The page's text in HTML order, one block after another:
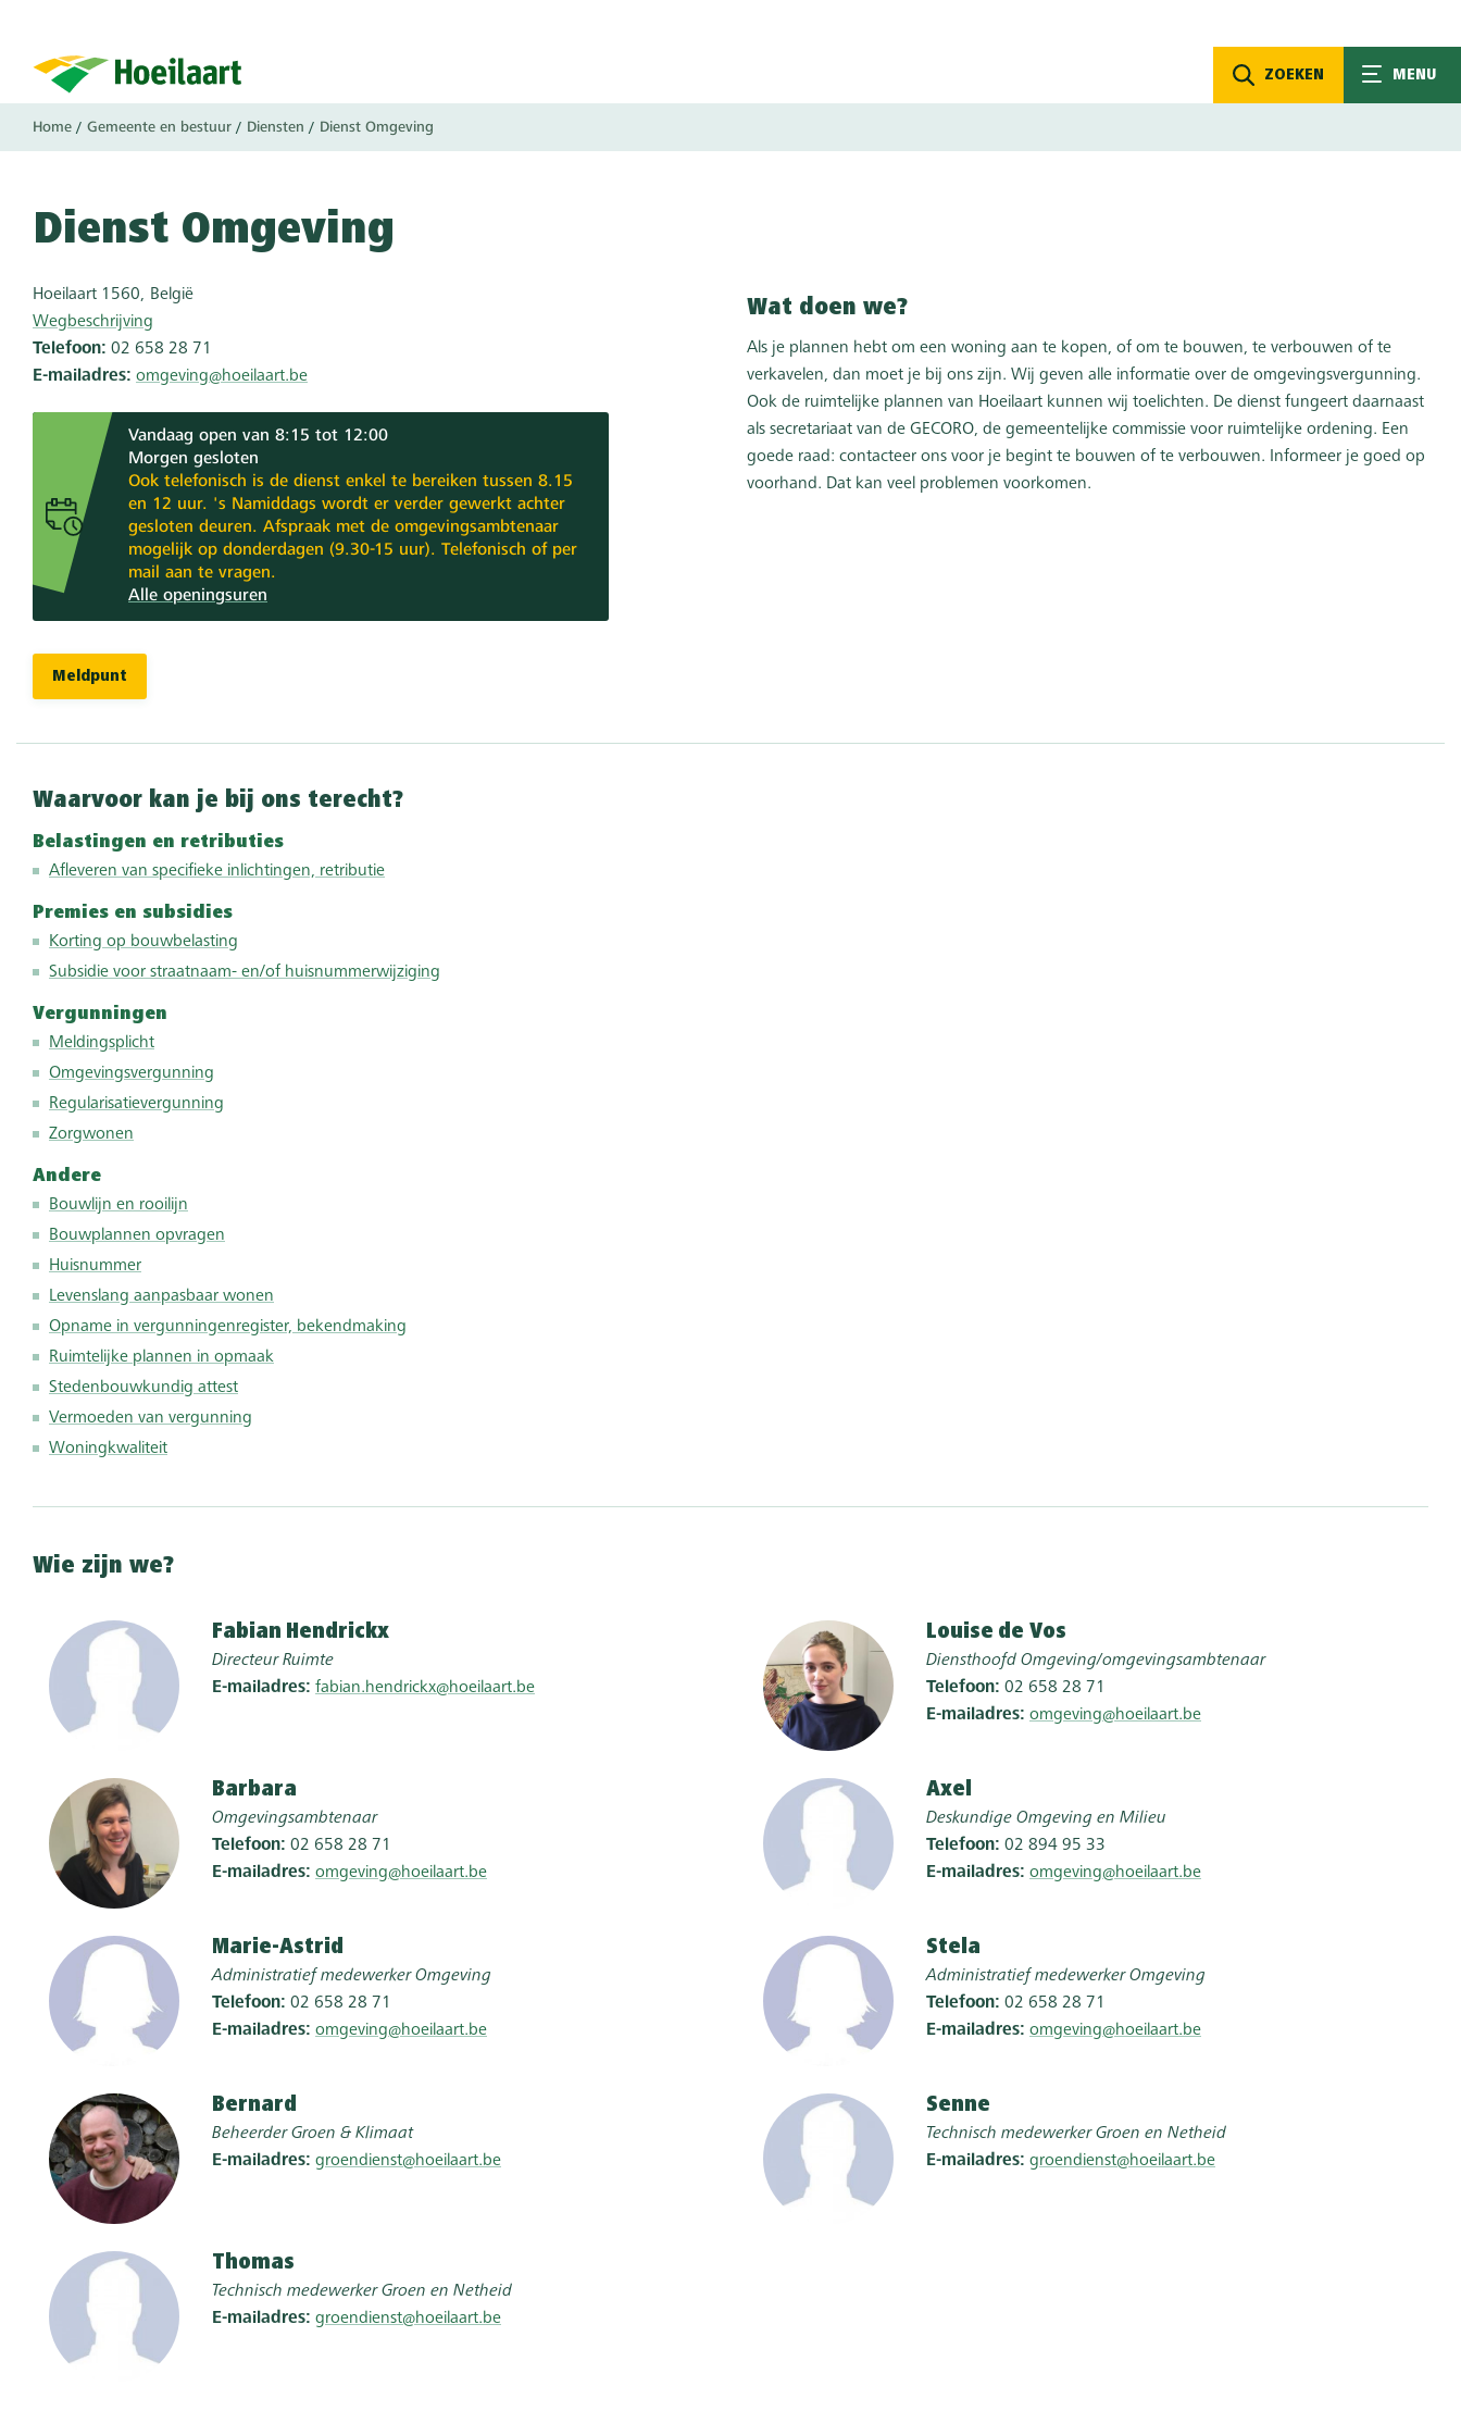
inhoud
gaan
ZOEKEN MENU
Kruimelpad
Home Gemeente en bestuur Diensten Dienst Omgeving
Dienst Omgeving
Hoeilaart 1560
België
Wegbeschrijving
Telefoon 02 658 28 71
E-mailadres omgeving@hoeilaart.be
Vandaag open van 8:15 tot 12:00
Morgen gesloten
Ook telefonisch is de dienst enkel te bereiken tussen 8.15
en 12 uur. 's Namiddags wordt er verder gewerkt achter
gesloten deuren. Afspraak met de omgevingsambtenaar
mogelijk op donderdagen (9.30-15 uur). Telefonisch of per
mail aan te vragen.
Alle openingsuren
Meldpunt
Wat doen we?
Als je plannen hebt om een woning aan te kopen, of om te bouwen, te verbouwen of te
verkavelen, dan moet je bij ons zijn. Wij geven alle informatie over de omgevingsvergunning.
Ook de ruimtelijke plannen van Hoeilaart kunnen wij toelichten. De dienst fungeert daarnaast
als secretariaat van de GECORO, de gemeentelijke commissie voor ruimtelijke ordening. Een
goede raad: contacteer ons voor je begint te bouwen of te verbouwen. Informeer je goed op
voorhand. Dat kan veel problemen voorkomen.
Waarvoor kan je bij ons terecht?
Belastingen en retributies
Afleveren van specifieke inlichtingen, retributie
Premies en subsidies
Korting op bouwbelasting
Subsidie voor straatnaam- en/of huisnummerwijziging
Vergunningen
Meldingsplicht
Omgevingsvergunning
Regularisatievergunning
Zorgwonen
Andere
Bouwlijn en rooilijn
Bouwplannen opvragen
Huisnummer
Levenslang aanpasbaar wonen
Opname in vergunningenregister, bekendmaking
Ruimtelijke plannen in opmaak
Stedenbouwkundig attest
Vermoeden van vergunning
Woningkwaliteit
Wie zijn we?
Fabian Hendrickx
Directeur Ruimte
E-mailadres fabian.hendrickx@hoeilaart.be
Louise de Vos
Diensthoofd Omgeving/omgevingsambtenaar
Telefoon 02 658 28 71
E-mailadres omgeving@hoeilaart.be
Barbara
Omgevingsambtenaar
Telefoon 02 658 28 71
E-mailadres omgeving@hoeilaart.be
Axel
Deskundige Omgeving en Milieu
Telefoon 02 894 95 33
E-mailadres omgeving@hoeilaart.be
Marie-Astrid
Administratief medewerker Omgeving
Telefoon 02 658 28 71
E-mailadres omgeving@hoeilaart.be
Stela
Administratief medewerker Omgeving
Telefoon 02 658 28 71
E-mailadres omgeving@hoeilaart.be
Bernard
Beheerder Groen & Klimaat
E-mailadres groendienst@hoeilaart.be
Senne
Technisch medewerker Groen en Netheid
E-mailadres groendienst@hoeilaart.be
Thomas
Technisch medewerker Groen en Netheid
E-mailadres groendienst@hoeilaart.be